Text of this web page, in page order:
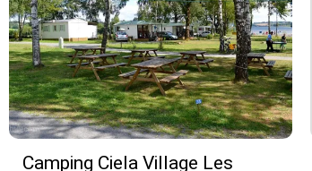
Camping Ciela Village Les